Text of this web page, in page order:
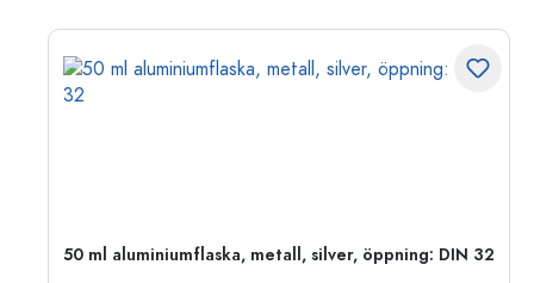
50 ml aluminiumflaska, metall, silver, öppning: DIN 32